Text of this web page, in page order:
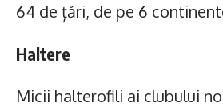
64 de țări, de pe 6
Haltere
Micii halterofili ai clubului